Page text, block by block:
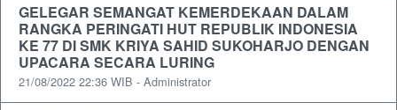
GELEGAR SEMANGAT KEMERDEKAAN DALAM
RANGKA PERINGATI HUT REPUBLIK INDONESIA
KE 77 DI SMK KRIYA SAHID SUKOHARJO DENGAN
UPACARA SECARA LURING
21/08/2022 22:36 WIB - Administrator